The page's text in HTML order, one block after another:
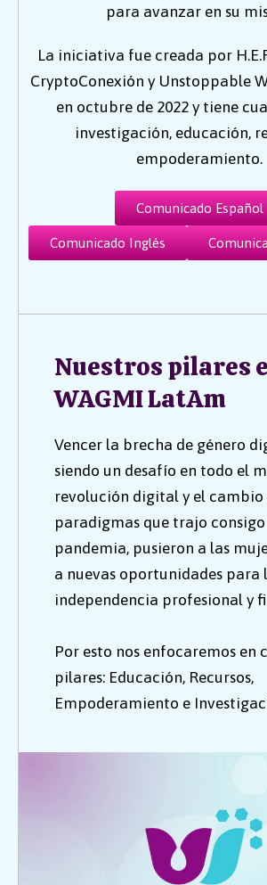
para avanzar en su
La iniciativa fue creada por
CryptoConexión y Unstoppable
en octubre de 2022 y tiene
investigación, educación,
empoderamiento.
Comunicado Inglés
Comunicado Español
Nuestros pilares
WAGMI LatAm
Vencer la brecha de género
siendo un desafío en todo el
revolución digital y el cambio
paradigmas que trajo
pandemia, pusieron a las
a nuevas oportunidades para
independencia profesional y
Por esto nos enfocaremos en
pilares: Educación, Recursos,
Empoderamiento e